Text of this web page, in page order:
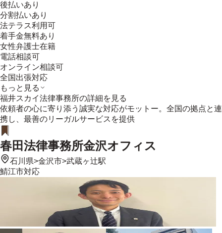
後払いあり
分割払いあり
法テラス利用可
着手金無料あり
女性弁護士在籍
電話相談可
オンライン相談可
全国出張対応
もっと見る
福井スカイ法律事務所の詳細を見る
依頼者の心に寄り添う誠実な対応がモットー。全国の拠点と連
携し、最善のリーガルサービスを提供
春田法律事務所金沢オフィス
石川県>金沢市>武蔵ヶ辻駅
鯖江市対応